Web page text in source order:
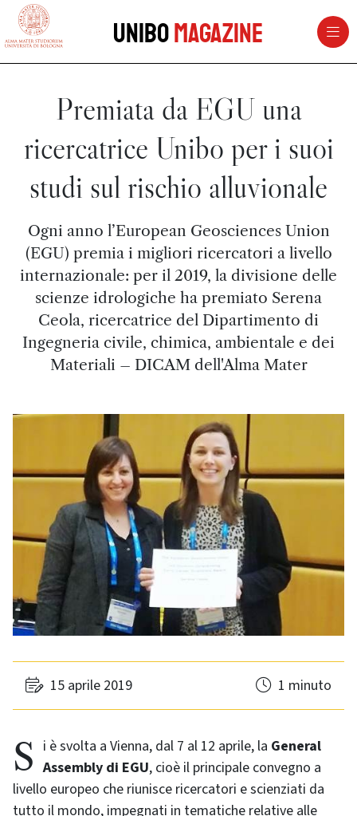
vai al contenuto della pagina
UniboMagazine
Premiata da EGU una
ricercatrice Unibo per i suoi
studi sul rischio alluvionale
Ogni anno l’European Geosciences Union
(EGU) premia i migliori ricercatori a livello
internazionale: per il 2019, la divisione delle
scienze idrologiche ha premiato Serena
Ceola, ricercatrice del Dipartimento di
Ingegneria civile, chimica, ambientale e dei
Materiali – DICAM dell'Alma Mater
15 aprile 2019 1 minuto
Si è svolta a Vienna, dal 7 al 12 aprile, la General
Assembly di EGU, cioè il principale convegno a
livello europeo che riunisce ricercatori e scienziati da
tutto il mondo, impegnati in tematiche relative alle